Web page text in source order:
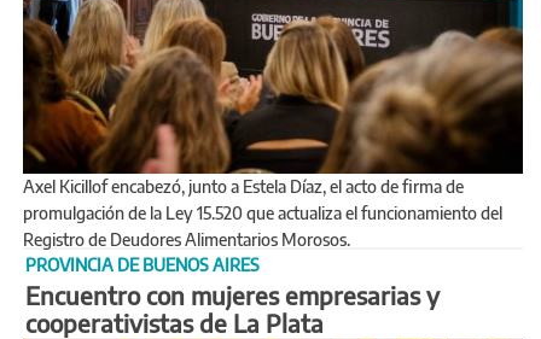
Axel Kicillof encabezó, junto a Estela Díaz, el acto de firma de
promulgación de la Ley 15.520 que actualiza el funcionamiento del
Registro de Deudores Alimentarios Morosos.
PROVINCIA DE BUENOS AIRES
Encuentro con mujeres empresarias y
cooperativistas de La Plata